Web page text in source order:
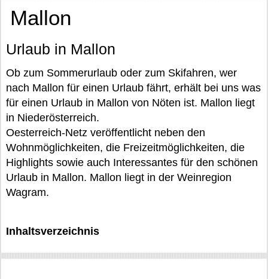
Mallon
Urlaub in Mallon
Ob zum Sommerurlaub oder zum Skifahren, wer
nach Mallon für einen Urlaub fährt, erhält bei uns was
für einen Urlaub in Mallon von Nöten ist. Mallon liegt
in Niederösterreich.
Oesterreich-Netz veröffentlicht neben den
Wohnmöglichkeiten, die Freizeitmöglichkeiten, die
Highlights sowie auch Interessantes für den schönen
Urlaub in Mallon. Mallon liegt in der Weinregion
Wagram.
Inhaltsverzeichnis